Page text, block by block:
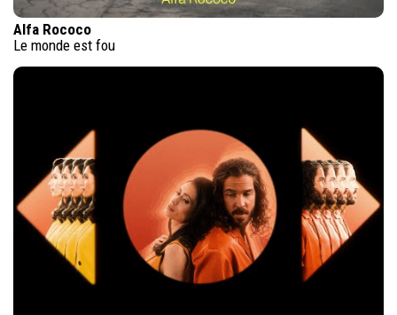
Alfa Rococo
Le monde est fou